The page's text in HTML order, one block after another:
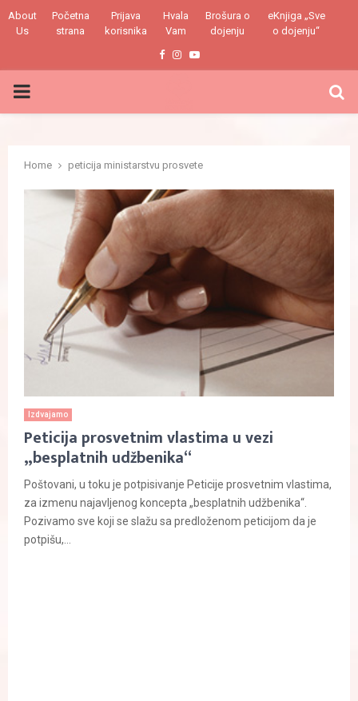
About
Us
Početna
strana
Prijava
korisnika
Hvala
Vam
Brošura o
dojenju
eKnjiga „Sve
o dojenju“
Facebook
Instagram
Youtube
PRIMARY
Home peticija ministarstvu prosvete
Izdvajamo
Peticija prosvetnim vlastima u vezi
„besplatnih udžbenika“
Poštovani, u toku je potpisivanje Peticije prosvetnim vlastima,
za izmenu najavljenog koncepta „besplatnih udžbenika“.
Pozivamo sve koji se slažu sa predloženom peticijom da je
potpišu,...